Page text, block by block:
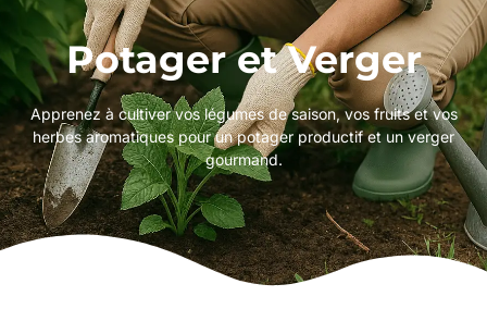
Potager et Verger
Apprenez à cultiver vos légumes de saison, vos fruits et vos
herbes aromatiques pour un potager productif et un verger
gourmand.